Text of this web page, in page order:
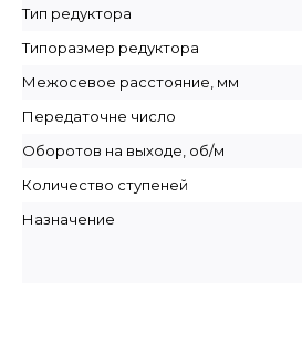
Тип редуктора
Типоразмер редуктора
Межосевое расстояние, мм
Передаточне число
Оборотов на выходе, об/м
Количество ступеней
Назначение